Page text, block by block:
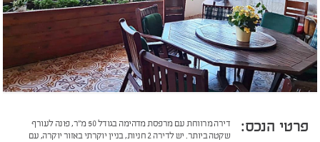
פרטי הנכס:
דירה מרווחת עם מרפסת מדהימה בגודל 50 מ"ר, פונה לעורף
שקטה ביותר. יש לדירה 2 חניות, בניין יוקרתי באזור יוקרה, עם